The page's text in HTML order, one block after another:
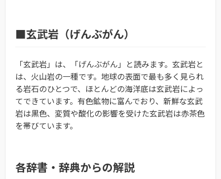
■玄武岩（げんぶがん）
「玄武岩」は、「げんぶがん」と読みます。玄武岩と
は、火山岩の一種です。地球の表面で最も多く見られ
る岩石のひとつで、ほとんどの海洋底は玄武岩によっ
てできています。有色鉱物に富んでおり、新鮮な玄武
岩は黒色、変質や酸化の影響を受けた玄武岩は赤茶色
を帯びています。
各辞書・辞典からの解説